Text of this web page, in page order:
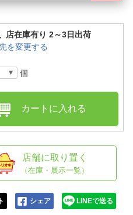
店在庫有り 2～3日出荷
を変更する
個
カートに入れる
店舗に取り置く
（在庫・展示一覧）
シェア LINEで送る